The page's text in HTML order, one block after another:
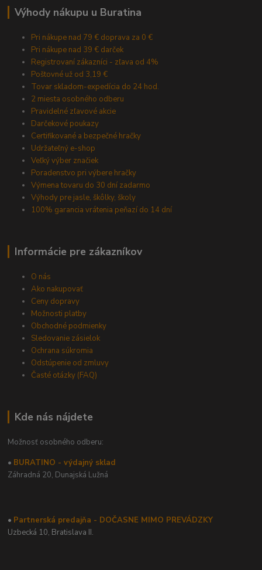
Výhody nákupu u Buratina
Pri nákupe nad 79 € doprava za 0 €
Pri nákupe nad 39 € darček
Registrovaní zákazníci - zľava od 4%
Poštovné už od 3,19 €
Tovar skladom-expedícia do 24 hod.
2 miesta osobného odberu
Pravidelné zľavové akcie
Darčekové poukazy
Certifikované a bezpečné hračky
Udržateľný e-shop
Veľký výber značiek
Poradenstvo pri výbere hračky
Výmena tovaru do 30 dní zadarmo
Výhody pre jasle, škôlky, školy
100% garancia vrátenia peňazí do 14 dní
Informácie pre zákazníkov
O nás
Ako nakupovať
Ceny dopravy
Možnosti platby
Obchodné podmienky
Sledovanie zásielok
Ochrana súkromia
Odstúpenie od zmluvy
Časté otázky (FAQ)
Kde nás nájdete
Možnosť osobného odberu:
• BURATINO - výdajný sklad
Záhradná 20, Dunajská Lužná
• Partnerská predajňa - DOČASNE MIMO PREVÁDZKY
Uzbecká 10, Bratislava II.